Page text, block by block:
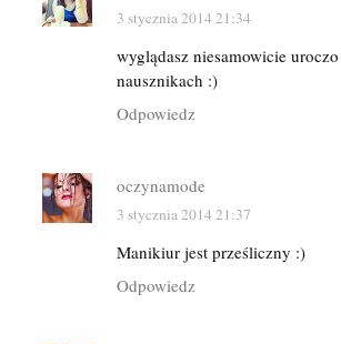
3 stycznia 2014 21:34
wyglądasz niesamowicie
nausznikach :)
Odpowiedz
oczynamode
3 stycznia 2014 21:37
Manikiur jest prześliczny :)
Odpowiedz